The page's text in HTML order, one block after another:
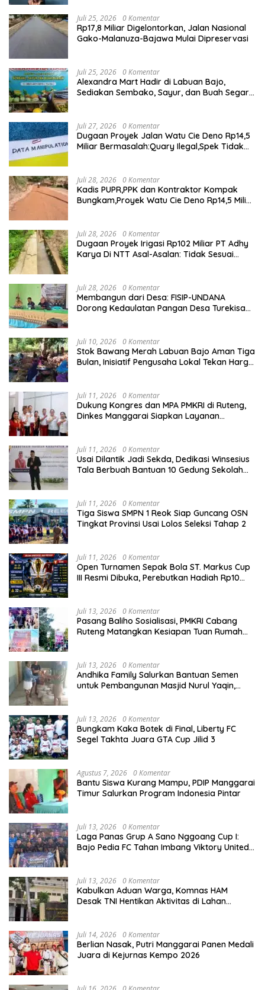
Juli 25, 2026 0 Komentar
Rp17,8 Miliar Digelontorkan, Jalan Nasional
Gako-Malanuza-Bajawa Mulai Dipreservasi
Juli 25, 2026 0 Komentar
Alexandra Mart Hadir di Labuan Bajo,
Sediakan Sembako, Sayur, dan Buah Segar
Juli 27, 2026 0 Komentar
Dugaan Proyek Jalan Watu Cie Deno Rp14,5
Miliar Bermasalah:Quary Ilegal,Spek Tidak
Juli 28, 2026 0 Komentar
Kadis PUPR,PPK dan Kontraktor Kompak
Bungkam,Proyek Watu Cie Deno Rp14,5 Miliar
Juli 28, 2026 0 Komentar
Dugaan Proyek Irigasi Rp102 Miliar PT Adhy
Karya Di NTT Asal-Asalan: Tidak Sesuai
Juli 28, 2026 0 Komentar
Membangun dari Desa: FISIP-UNDANA
Dorong Kedaulatan Pangan Desa Turekisa
Juli 10, 2026 0 Komentar
Stok Bawang Merah Labuan Bajo Aman Tiga
Bulan, Inisiatif Pengusaha Lokal Tekan Harga
Juli 11, 2026 0 Komentar
Dukung Kongres dan MPA PMKRI di Ruteng,
Dinkes Manggarai Siapkan Layanan
Juli 11, 2026 0 Komentar
Usai Dilantik Jadi Sekda, Dedikasi Winsesius
Tala Berbuah Bantuan 10 Gedung Sekolah
Juli 11, 2026 0 Komentar
Tiga Siswa SMPN 1 Reok Siap Guncang OSN
Tingkat Provinsi Usai Lolos Seleksi Tahap 2
Juli 11, 2026 0 Komentar
Open Turnamen Sepak Bola ST. Markus Cup
III Resmi Dibuka, Perebutkan Hadiah Rp10
Juli 13, 2026 0 Komentar
Pasang Baliho Sosialisasi, PMKRI Cabang
Ruteng Matangkan Kesiapan Tuan Rumah
Juli 13, 2026 0 Komentar
Andhika Family Salurkan Bantuan Semen
untuk Pembangunan Masjid Nurul Yaqin,
Juli 13, 2026 0 Komentar
Bungkam Kaka Botek di Final, Liberty FC
Segel Takhta Juara GTA Cup Jilid 3
Agustus 7, 2026 0 Komentar
Bantu Siswa Kurang Mampu, PDIP Manggarai
Timur Salurkan Program Indonesia Pintar
Juli 13, 2026 0 Komentar
Laga Panas Grup A Sano Nggoang Cup I:
Bajo Pedia FC Tahan Imbang Viktory United
Juli 13, 2026 0 Komentar
Kabulkan Aduan Warga, Komnas HAM
Desak TNI Hentikan Aktivitas di Lahan
Juli 14, 2026 0 Komentar
Berlian Nasak, Putri Manggarai Panen Medali
Juara di Kejurnas Kempo 2026